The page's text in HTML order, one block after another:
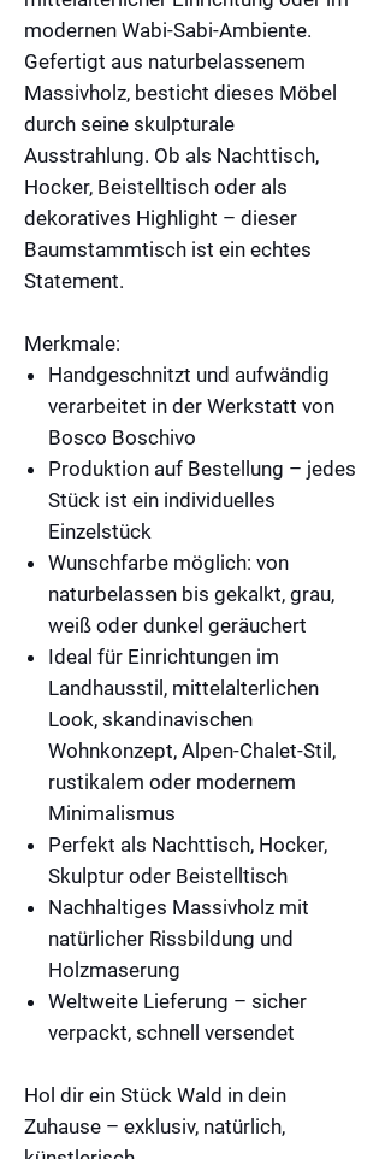
modernen Wabi-Sabi-Ambiente.
Gefertigt aus naturbelassenem
Massivholz, besticht dieses Möbel
durch seine skulpturale
Ausstrahlung. Ob als Nachttisch,
Hocker, Beistelltisch oder als
dekoratives Highlight – dieser
Baumstammtisch ist ein echtes
Statement.
Merkmale:
Handgeschnitzt und aufwändig
verarbeitet in der Werkstatt von
Bosco Boschivo
Produktion auf Bestellung – jedes
Stück ist ein individuelles
Einzelstück
Wunschfarbe möglich: von
naturbelassen bis gekalkt, grau,
weiß oder dunkel geräuchert
Ideal für Einrichtungen im
Landhausstil, mittelalterlichen
Look, skandinavischen
Wohnkonzept, Alpen-Chalet-Stil,
rustikalem oder modernem
Minimalismus
Perfekt als Nachttisch, Hocker,
Skulptur oder Beistelltisch
Nachhaltiges Massivholz mit
natürlicher Rissbildung und
Holzmaserung
Weltweite Lieferung – sicher
verpackt, schnell versendet
Hol dir ein Stück Wald in dein
Zuhause – exklusiv, natürlich,